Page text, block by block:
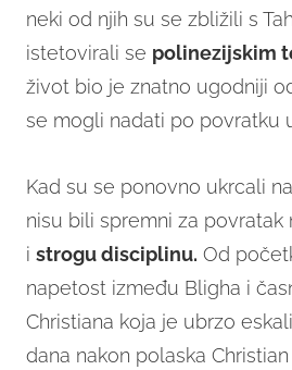
neki od njih su se zbližili s
istetovirali se polinezijskim
život bio je znatno ugodniji
se mogli nadati po povratku
Kad su se ponovno ukrcali
nisu bili spremni za
i strogu disciplinu. Od
napetost između Bligha i
Christiana koja je ubrzo
dana nakon polaska